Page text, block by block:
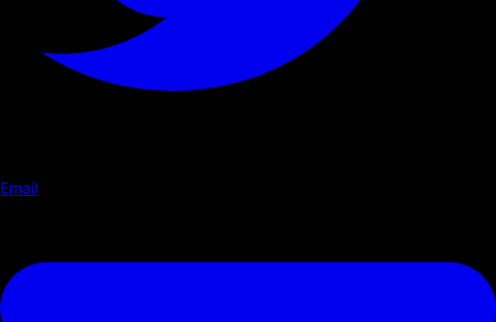
Email